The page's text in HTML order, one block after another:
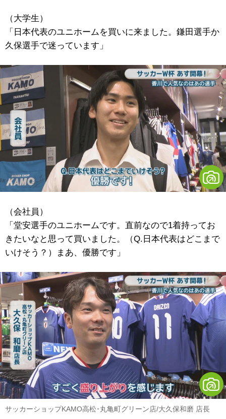
（大学生）
「日本代表のユニホームを買いに来ました。鎌田選手か
久保選手で迷っています」
（会社員）
「堂安選手のユニホームです。直前なので1着持ってお
きたいなと思って買いました。（Q.日本代表はどこまで
いけそう？）まあ、優勝です」
サッカーショップKAMO高松･丸亀町グリーン店/大久保和磨 店長